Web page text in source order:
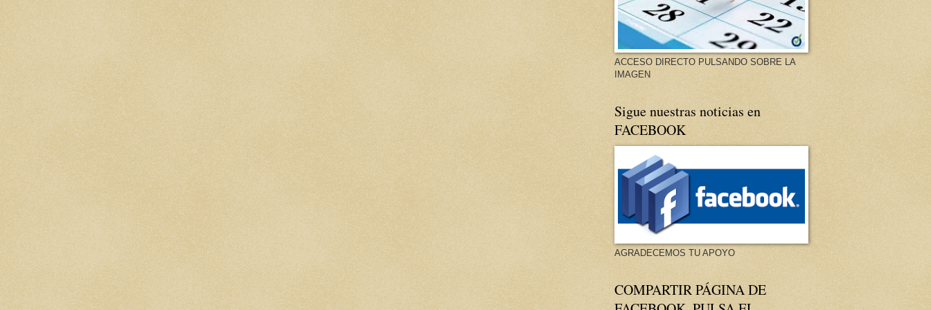
ACCESO DIRECTO PULSANDO SOBRE LA
IMAGEN
Sigue nuestras noticias en
FACEBOOK
AGRADECEMOS TU APOYO
COMPARTIR PÁGINA DE